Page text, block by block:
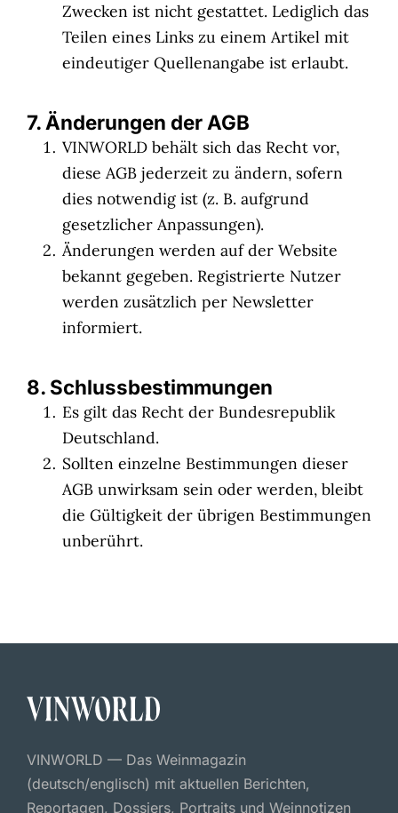
Zwecken ist nicht gestattet. Lediglich das
Teilen eines Links zu einem Artikel mit
eindeutiger Quellenangabe ist erlaubt.
7. Änderungen der AGB
VINWORLD behält sich das Recht vor,
diese AGB jederzeit zu ändern, sofern
dies notwendig ist (z. B. aufgrund
gesetzlicher Anpassungen).
Änderungen werden auf der Website
bekannt gegeben. Registrierte Nutzer
werden zusätzlich per Newsletter
informiert.
8. Schlussbestimmungen
Es gilt das Recht der Bundesrepublik
Deutschland.
Sollten einzelne Bestimmungen dieser
AGB unwirksam sein oder werden, bleibt
die Gültigkeit der übrigen Bestimmungen
unberührt.
VINWORLD — Das Weinmagazin
(deutsch/englisch) mit aktuellen Berichten,
Reportagen, Dossiers, Portraits und Weinnotizen